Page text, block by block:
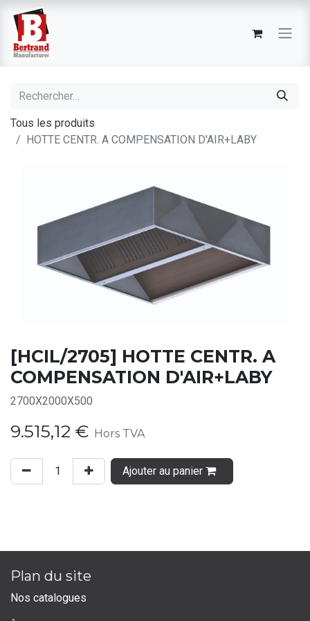
Tous les produits
HOTTE CENTR. A COMPENSATION D'AIR+LABY
[HCIL/2705] HOTTE CENTR. A
COMPENSATION D'AIR+LABY
2700X2000X500
9.515,12 € Hors TVA
Ajouter au panier
Plan du site
Nos catalogues